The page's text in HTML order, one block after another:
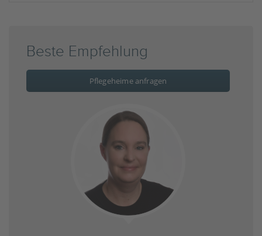
Beste Empfehlung
Pflegeheime anfragen